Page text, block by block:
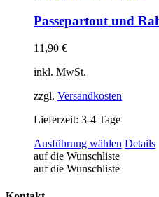
der
Passepartout und
11,90 €
inkl. MwSt.
zzgl. Versandkosten
Lieferzeit: 3-4 Tage
Ausführung wählen Dieses
Details
auf die Wunschliste
auf die Wunschliste